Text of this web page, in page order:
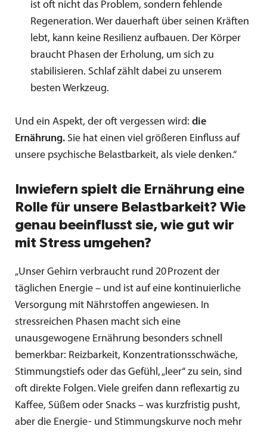
ist oft nicht das Problem, sondern fehlende
Regeneration. Wer dauerhaft über seinen Kräften
lebt, kann keine Resilienz aufbauen. Der Körper
braucht Phasen der Erholung, um sich zu
stabilisieren. Schlaf zählt dabei zu unserem
besten Werkzeug.
Und ein Aspekt, der oft vergessen wird: die
Ernährung. Sie hat einen viel größeren Einfluss auf
unsere psychische Belastbarkeit, als viele denken.“
Inwiefern spielt die Ernährung eine
Rolle für unsere Belastbarkeit? Wie
genau beeinflusst sie, wie gut wir
mit Stress umgehen?
„Unser Gehirn verbraucht rund 20Prozent der
täglichen Energie – und ist auf eine kontinuierliche
Versorgung mit Nä hrstoffen angewiesen. In
stressreichen Phasen macht sich eine
unausgewogene Ernährung besonders schnell
bemerkbar: Reizbarkeit, Konzentrationsschwäche,
Stimmungstiefs oder das Gefühl, „leer“ zu sein, sind
oft direkte Folgen. Viele greifen dann reflexartig zu
Kaffee, Süßem oder Snacks – was kurzfristig pusht,
aber die Energie- und Stimmungskurve noch mehr